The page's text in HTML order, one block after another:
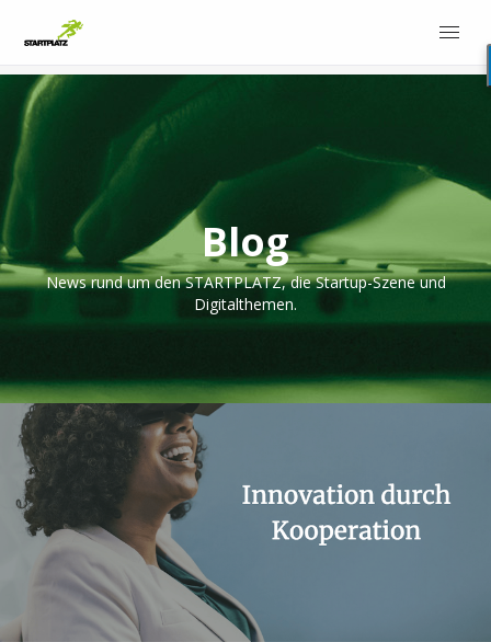
Blog
News rund um den STARTPLATZ, die Startup-Szene und
Digitalthemen.